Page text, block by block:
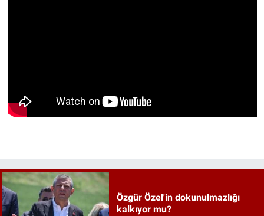
Özgür Özel'in dokunulmazlığı
kalkıyor mu?